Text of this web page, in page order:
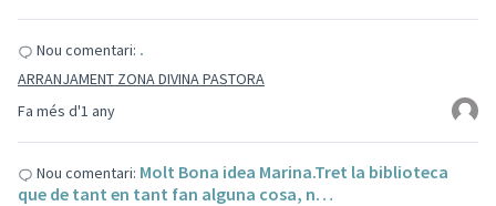
Fa més d'1 any
Nou comentari: .
ARRANJAMENT ZONA DIVINA PASTORA
Nou comentari: Molt Bona idea Marina.Tret la biblioteca
que de tant en tant fan alguna cosa, n…